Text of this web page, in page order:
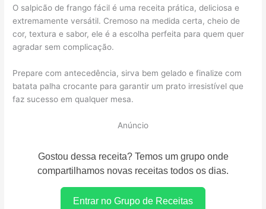
O salpicão de frango fácil é uma receita prática, deliciosa e
extremamente versátil. Cremoso na medida certa, cheio de
cor, textura e sabor, ele é a escolha perfeita para quem quer
agradar sem complicação.
Prepare com antecedência, sirva bem gelado e finalize com
batata palha crocante para garantir um prato irresistível que
faz sucesso em qualquer mesa.
Anúncio
Gostou dessa receita? Temos um grupo onde
compartilhamos novas receitas todos os dias.
Entrar no Grupo de Receitas